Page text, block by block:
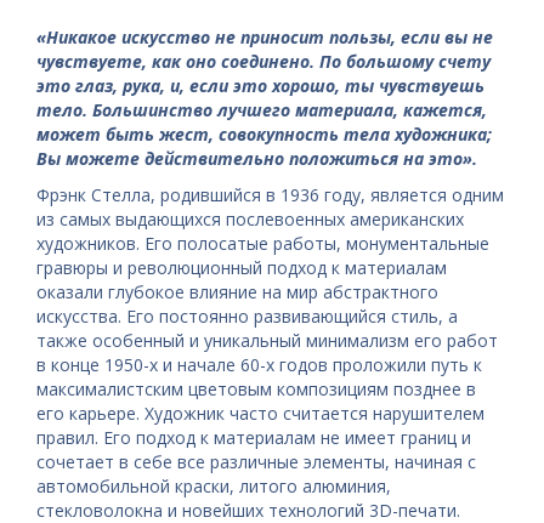
«Никакое искусство не приносит пользы, если вы не
чувствуете, как оно соединено. По большому счету
это глаз, рука, и, если это хорошо, ты чувствуешь
тело. Большинство лучшего материала, кажется,
может быть жест, совокупность тела художника;
Вы можете действительно положиться на это».
Фрэнк Стелла, родившийся в 1936 году, является одним
из самых выдающихся послевоенных американских
художников. Его полосатые работы, монументальные
гравюры и революционный подход к материалам
оказали глубокое влияние на мир абстрактного
искусства. Его постоянно развивающийся стиль, а
также особенный и уникальный минимализм его работ
в конце 1950-х и начале 60-х годов проложили путь к
максималистским цветовым композициям позднее в
его карьере. Художник часто считается нарушителем
правил. Его подход к материалам не имеет границ и
сочетает в себе все различные элементы, начиная с
автомобильной краски, литого алюминия,
стекловолокна и новейших технологий 3D-печати.